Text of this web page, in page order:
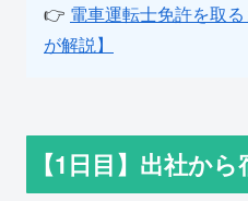
👉 電車運転士免許を取
が解説】
【1日目】出社か